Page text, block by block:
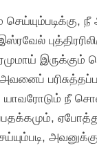
இருக்கும்
யாவரோடும் நீ